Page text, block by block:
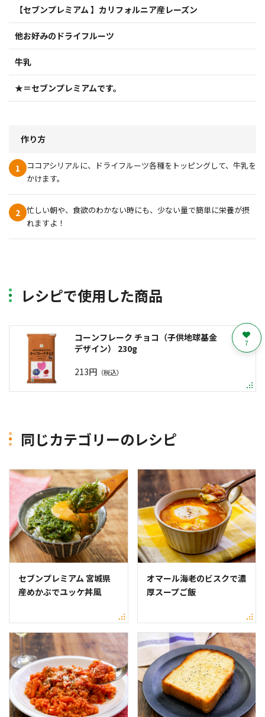
【セブンプレミアム 】カリフォルニア産レーズン
他お好みのドライフルーツ
牛乳
★＝セブンプレミアムです。
作り方
1
ココアシリアルに、ドライフルーツ各種をトッピングして、牛乳を
かけます。
2 忙しい朝や、食欲のわかない時にも、少ない量で簡単に栄養が摂
れますよ！
レシピで使用した商品
コーンフレーク チョコ（子供地球基金
デザイン） 230g
213円 （税込）
7
同じカテゴリーのレシピ
セブンプレミアム 宮城県
産めかぶでユッケ丼風
オマール海老のビスクで濃
厚スープご飯